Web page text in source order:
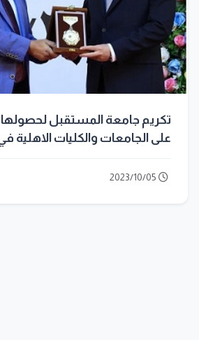
تكريم جامعة المستقبل لحصولها
على الجامعات والكليات الاهلية